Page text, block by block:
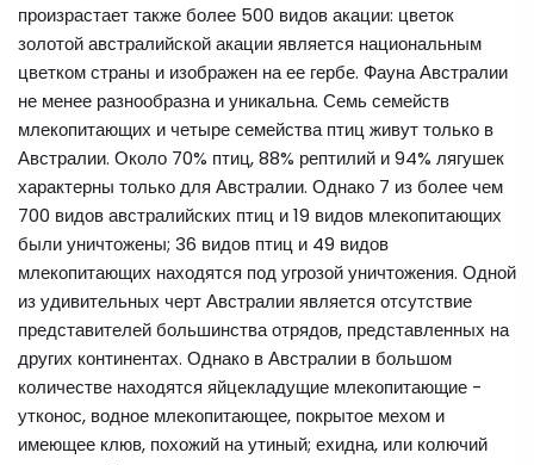
произрастает также более 500 видов акации: цветок
золотой австралийской акации является национальным
цветком страны и изображен на ее гербе. Фауна Австралии
не менее разнообразна и уникальна. Семь семейств
млекопитающих и четыре семейства птиц живут только в
Австралии. Около 70% птиц, 88% рептилий и 94% лягушек
характерны только для Австралии. Однако 7 из более чем
700 видов австралийских птиц и 19 видов млекопитающих
были уничтожены; 36 видов птиц и 49 видов
млекопитающих находятся под угрозой уничтожения. Одной
из удивительных черт Австралии является отсутствие
представителей большинства отрядов, представленных на
других континентах. Однако в Австралии в большом
количестве находятся яйцекладущие млекопитающие -
утконос, водное млекопитающее, покрытое мехом и
имеющее клюв, похожий на утиный; ехидна, или колючий